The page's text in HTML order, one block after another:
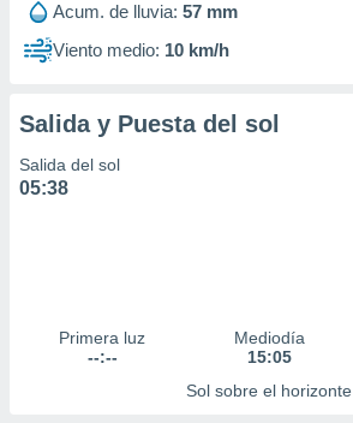
publicidad
1199
Acum. de lluvia: 57 mm
Viento medio: 10 km/h
Salida y Puesta del sol
Salida del sol
05:38
Primera luz
--:--
Mediodía
15:05
Sol sobre el horizonte